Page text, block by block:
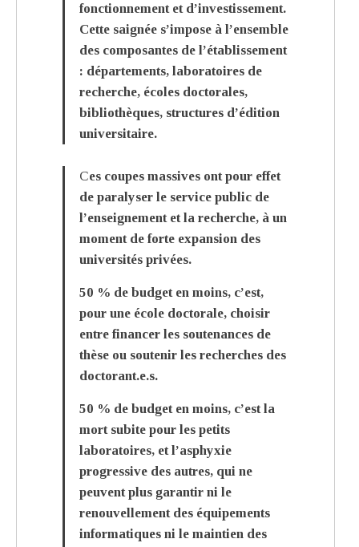
fonctionnement et d’investissement.
Cette saignée s’impose à l’ensemble
des composantes de l’établissement
: départements, laboratoires de
recherche, écoles doctorales,
bibliothèques, structures d’édition
universitaire.
Ces coupes massives ont pour effet
de paralyser le service public de
l’enseignement et la recherche, à un
moment de forte expansion des
universités privées.
50 % de budget en moins, c’est,
pour une école doctorale, choisir
entre financer les soutenances de
thèse ou soutenir les recherches des
doctorant.e.s.
50 % de budget en moins, c’est la
mort subite pour les petits
laboratoires, et l’asphyxie
progressive des autres, qui ne
peuvent plus garantir ni le
renouvellement des équipements
informatiques ni le maintien des